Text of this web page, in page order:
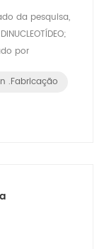
da pesquisa,
por
.Fabricação